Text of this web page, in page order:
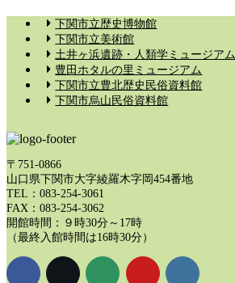
下関市立歴史博物館
下関市立美術館
土井ヶ浜遺跡・人類学ミュージアム
豊田ホタルの里ミュージアム
下関市立豊北歴史民俗資料館
下関市烏山民俗資料館
〒751-0866
山口県下関市大字綾羅木字岡454番地
TEL：083-254-3061
FAX：083-254-3062
開館時間：９時30分～17時
（最終入館時間は16時30分）